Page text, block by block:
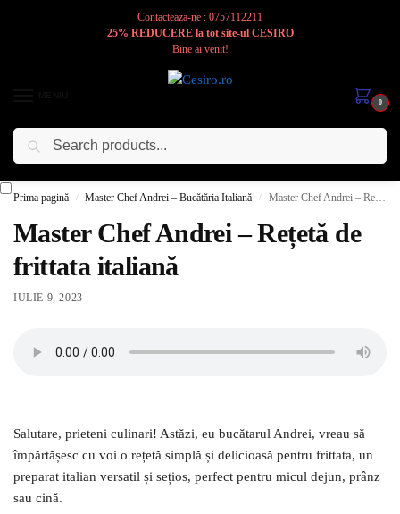
Contacteaza-ne : 0757112211
25% REDUCERE la tot site-ul CESIRO
Bine ai venit!
0
Cesiro
Prima pagină / Master Chef Andrei – Bucătăria Italiană / Master Chef Andrei – Rețetă de frittata italiană
Master Chef Andrei – Rețetă de
frittata italiană
IULIE 9, 2023
Salutare, prieteni culinari! Astăzi, eu bucătarul Andrei, vreau să
împărtășesc cu voi o rețetă simplă și delicioasă pentru frittata, un
preparat italian versatil și sețios, perfect pentru micul dejun, prânz
sau cină.